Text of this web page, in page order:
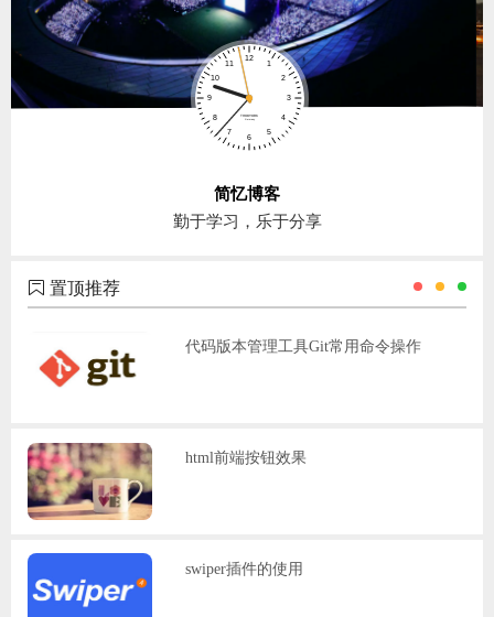
简忆博客
勤于学习，乐于分享
置顶推荐
代码版本管理工具Git常用命令操作
html前端按钮效果
swiper插件的使用